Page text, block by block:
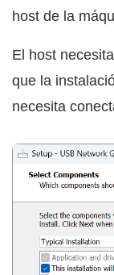
host de la
El host
que la
necesita